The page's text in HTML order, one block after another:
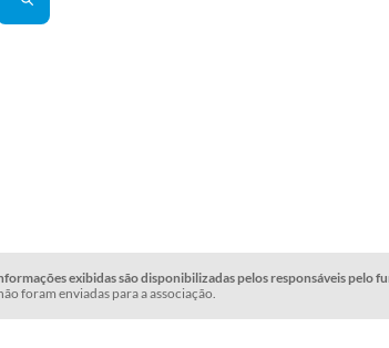
exibidas são disponibilizadas pelos responsáveis pelo
foram enviadas para a associação.